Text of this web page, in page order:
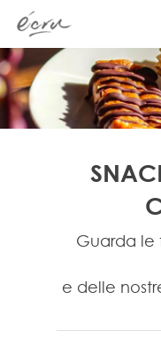
Hit enter to
Guarda le
e delle